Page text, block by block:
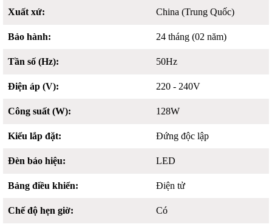
Xuất xứ: China (Trung Quốc)
Bảo hành: 24 tháng (02 năm)
Tần số (Hz): 50Hz
Điện áp (V): 220 - 240V
Công suất (W): 128W
Kiểu lắp đặt: Đứng độc lập
Đèn báo hiệu: LED
Bảng điều khiển: Điện tử
Chế độ hẹn giờ: Có